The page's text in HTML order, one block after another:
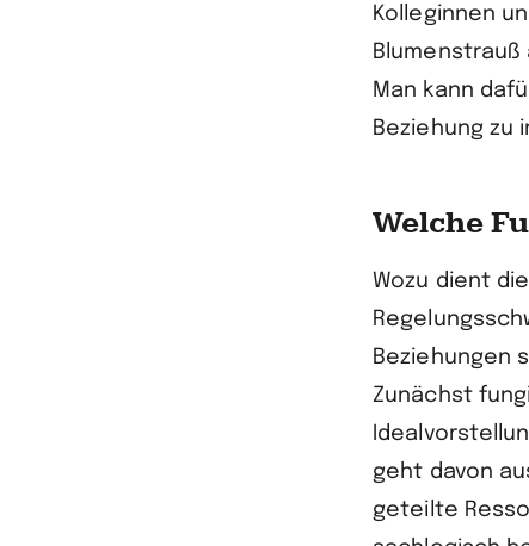
Kolleginnen
Man kann
Beziehung zu
Welche
Wozu dient
Beziehungen
Zunächst
geht davon
geteilte